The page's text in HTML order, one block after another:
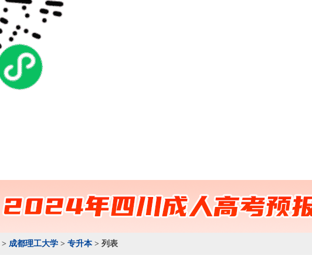
> 成都理工大学 > 专升本> 列表